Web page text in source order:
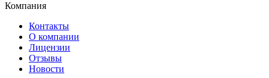
Компания
Контакты
О компании
Лицензии
Отзывы
Новости